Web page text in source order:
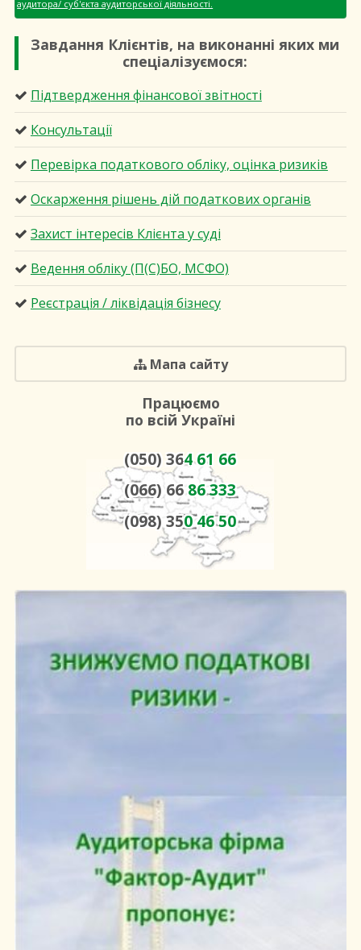
аудитора/ суб'єкта аудиторської діяльності.
Завдання Клієнтів, на виконанні яких ми
спеціалізуємося:
Підтвердження фінансової звітності
Консультації
Перевірка податкового обліку, оцінка ризиків
Оскарження рішень дій податкових органів
Захист інтересів Клієнта у суді
Ведення обліку (П(С)БО, МСФО)
Реєстрація / ліквідація бізнесу
Мапа сайту
Працюємо
по всій Україні
(050) 364 61 66
(066) 6686 333
(098) 350 46 50